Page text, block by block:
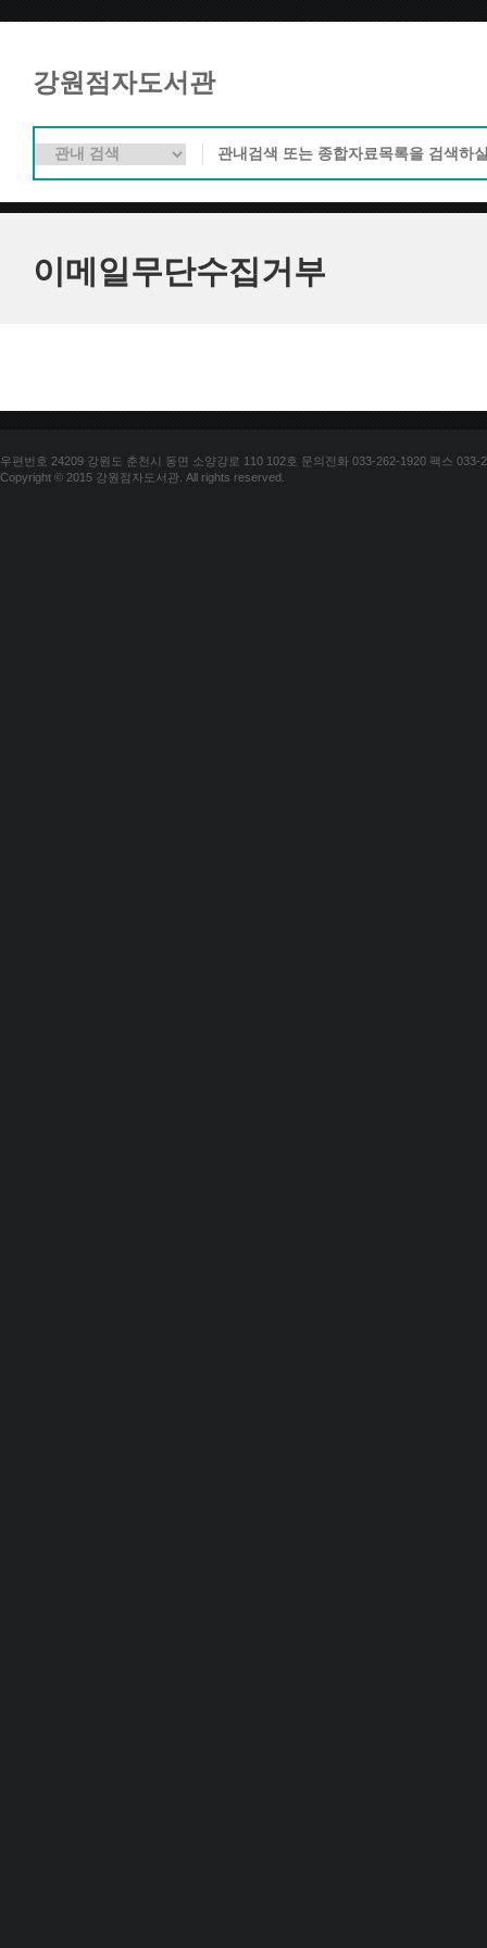
강원점자도서관
이메일무단수집거부
우편번호 24209 강원도 춘천시 동면 소양강로 110 102호 문의전화 033-262-1920 팩스 033-
Copyright © 2015 강원점자도서관. All rights reserved.